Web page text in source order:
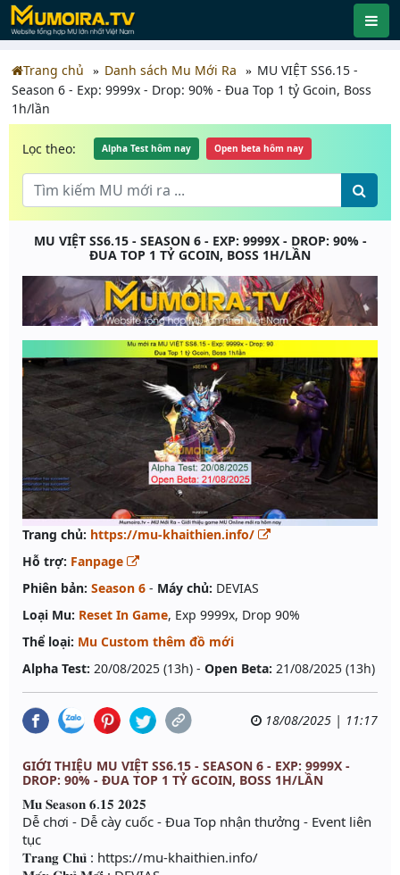
Trang chủ Danh sách Mu Mới Ra
MU VIỆT SS6.15 -
Season 6 - Exp: 9999x - Drop: 90% - Đua Top 1 tỷ Gcoin, Boss
1h/lần
Lọc theo: Alpha Test hôm nay Open beta hôm nay
MU VIỆT SS6.15 - SEASON 6 - EXP: 9999X - DROP: 90% -
ĐUA TOP 1 TỶ GCOIN, BOSS 1H/LẦN
Trang chủ: https://mu-khaithien.info/
Hỗ trợ: Fanpage
Phiên bản: Season 6 - Máy chủ: DEVIAS
Loại Mu: Reset In Game, Exp 9999x, Drop 90%
Thể loại: Mu Custom thêm đồ mới
Alpha Test: 20/08/2025 (13h) - Open Beta: 21/08/2025 (13h)
18/08/2025 | 11:17
GIỚI THIỆU MU VIỆT SS6.15 - SEASON 6 - EXP: 9999X -
DROP: 90% - ĐUA TOP 1 TỶ GCOIN, BOSS 1H/LẦN
𝐌𝐮 𝐒𝐞𝐚𝐬𝐨𝐧 𝟔.𝟏𝟓 𝟐𝟎𝟐𝟓
Dễ chơi - Dễ cày cuốc - Đua Top nhận thưởng - Event liên
tục
𝐓𝐫𝐚𝐧𝐠 𝐂𝐡𝐮̉ : https://mu-khaithien.info/